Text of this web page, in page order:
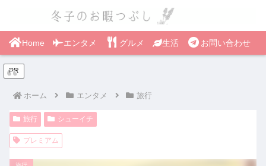
Home エンタメ グルメ 生活 お問い合わせ
PR
ホーム エンタメ 旅行
旅行 シューイチ
プレミアム